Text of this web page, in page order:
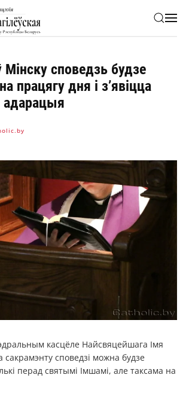
споведзь будзе
працягу дня і з’явіцца
адарацыя
касцёле Найсвяцейшага Імя
сакрамэнту споведзі можна будзе
перад святымі Імшамі, але таксама на